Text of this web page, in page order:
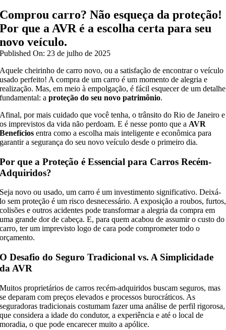
Comprou carro? Não esqueça da proteção!
Por que a AVR é a escolha certa para seu
novo veículo.
Published On: 23 de julho de 2025
Aquele cheirinho de carro novo, ou a satisfação de encontrar o veículo
usado perfeito! A compra de um carro é um momento de alegria e
realização. Mas, em meio à empolgação, é fácil esquecer de um detalhe
fundamental: aproteção do seu novo patrimônio.
Afinal, por mais cuidado que você tenha, o trânsito do Rio de Janeiro e
os imprevistos da vida não perdoam. E é nesse ponto que a AVR
Benefícios entra como a escolha mais inteligente e econômica para
garantir a segurança do seu novo veículo desde o primeiro dia.
Por que a Proteção é Essencial para Carros Recém-
Adquiridos?
Seja novo ou usado, um carro é um investimento significativo. Deixá-
lo sem proteção é um risco desnecessário. A exposição a roubos, furtos,
colisões e outros acidentes pode transformar a alegria da compra em
uma grande dor de cabeça. E, para quem acabou de assumir o custo do
carro, ter um imprevisto logo de cara pode comprometer todo o
orçamento.
O Desafio do Seguro Tradicional vs. A Simplicidade
da AVR
Muitos proprietários de carros recém-adquiridos buscam seguros, mas
se deparam com preços elevados e processos burocráticos. As
seguradoras tradicionais costumam fazer uma análise de perfil rigorosa,
que considera a idade do condutor, a experiência e até o local de
moradia, o que pode encarecer muito a apólice.